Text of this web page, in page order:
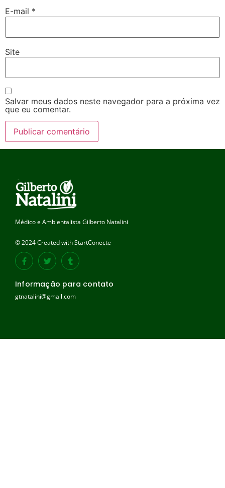
E-mail *
Site
Salvar meus dados neste navegador para a próxima vez
que eu comentar.
Médico e Ambientalista Gilberto Natalini
© 2024 Created with StartConecte
Informação para contato
gtnatalini@gmail.com